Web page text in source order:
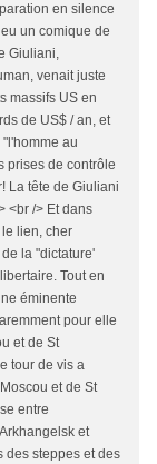
en silence
un comique de
Giuliani,
venait juste
massifs US en
de US$ / an, et
au
prises de contrôle
La tête de Giuliani
<br /> Et dans
lien, cher
la "dictature'
Tout en
éminente
pour elle
et de St
tour de vis a
et de St
entre
et
des steppes et des